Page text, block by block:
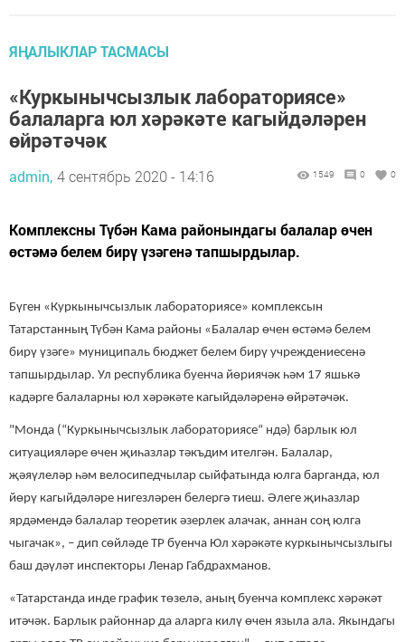
ЯҢАЛЫКЛАР ТАСМАСЫ
«Куркынычсызлык лабораториясе»
балаларга юл хәрәкәте кагыйдәләрен
өйрәтәчәк
admin, 4 сентябрь 2020 - 14:16 1549 0 0
Комплексны Түбән Кама районындагы балалар өчен
өстәмә белем бирү үзәгенә тапшырдылар.
Бүген «Куркынычсызлык лабораториясе» комплексын
Татарстанның Түбән Кама районы «Балалар өчен өстәмә белем
бирү үзәге» муниципаль бюджет белем бирү учреждениесенә
тапшырдылар. Ул республика буенча йөриячәк һәм 17 яшькә
кадәрге балаларны юл хәрәкәте кагыйдәләренә өйрәтәчәк.
"Монда (“Куркынычсызлык лабораториясе“ ндә) барлык юл
ситуацияләре өчен җиһазлар тәкъдим ителгән. Балалар,
җәяүлеләр һәм велосипедчылар сыйфатында юлга барганда, юл
йөрү кагыйдәләре нигезләрен белергә тиеш. Әлеге җиһазлар
ярдәмендә балалар теоретик әзерлек алачак, аннан соң юлга
чыгачак», – дип сөйләде ТР буенча Юл хәрәкәте куркынычсызлыгы
баш дәүләт инспекторы Ленар Габдрахманов.
«Татарстанда инде график төзелә, аның буенча комплекс хәрәкәт
итәчәк. Барлык районнар да аларга килү өчен языла ала. Якындагы